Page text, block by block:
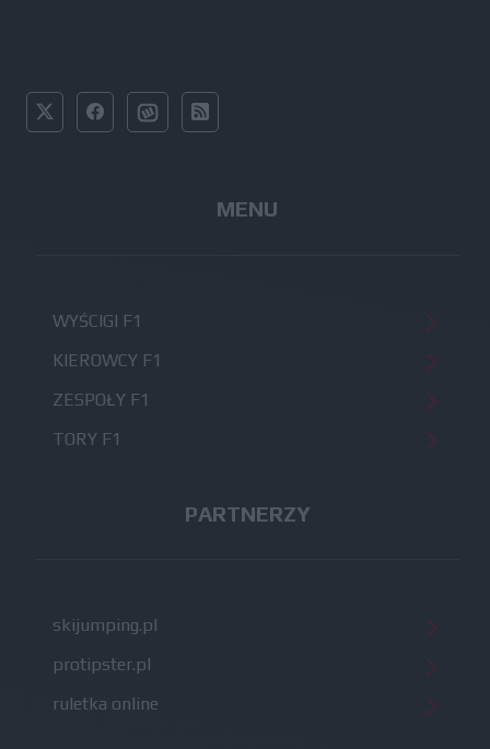
MENU
WYŚCIGI F1
KIEROWCY F1
ZESPOŁY F1
TORY F1
PARTNERZY
skijumping.pl
protipster.pl
ruletka online